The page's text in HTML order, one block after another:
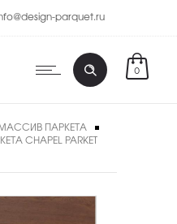
parquet.ru
0
ПАРКЕТА
CHAPEL PARKET